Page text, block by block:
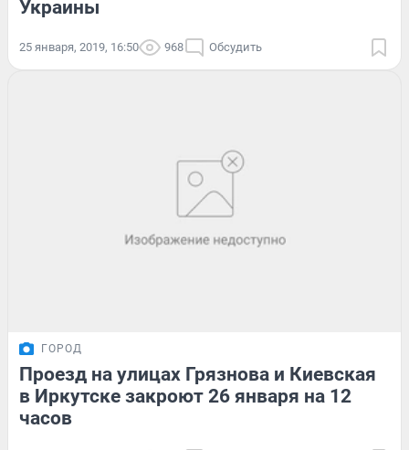
Украины
25 января, 2019, 16:50 968 Обсудить
ГОРОД
Проезд на улицах Грязнова и Киевская
в Иркутске закроют 26 января на 12
часов